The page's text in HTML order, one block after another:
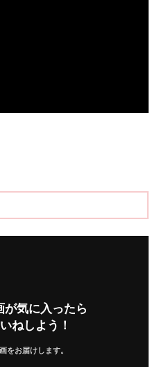
が気に入ったら
ねしよう！
をお届けします。